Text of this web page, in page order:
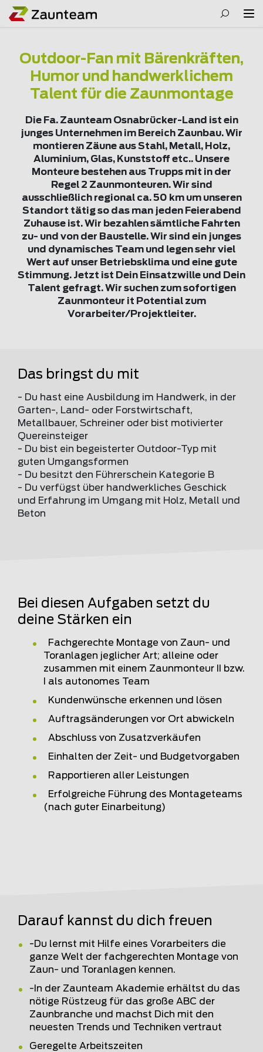
Outdoor-Fan mit Bärenkräften,
Humor und handwerklichem
Talent für die Zaunmontage
Die Fa. Zaunteam Osnabrücker-Land ist ein
junges Unternehmen im Bereich Zaunbau. Wir
montieren Zäune aus Stahl, Metall, Holz,
Aluminium, Glas, Kunststoff etc.. Unsere
Monteure bestehen aus Trupps mit in der
Regel 2 Zaunmonteuren. Wir sind
ausschließlich regional ca. 50 km um unseren
Standort tätig so das man jeden Feierabend
Zuhause ist. Wir bezahlen sämtliche Fahrten
zu- und von der Baustelle. Wir sind ein junges
und dynamisches Team und legen sehr viel
Wert auf unser Betriebsklima und eine gute
Stimmung. Jetzt ist Dein Einsatzwille und Dein
Talent gefragt. Wir suchen zum sofortigen
Zaunmonteur it Potential zum
Vorarbeiter/Projektleiter.
Das bringst du mit
- Du hast eine Ausbildung im Handwerk, in der
Garten-, Land- oder Forstwirtschaft,
Metallbauer, Schreiner oder bist motivierter
Quereinsteiger
- Du bist ein begeisterter Outdoor-Typ mit
guten Umgangsformen
- Du besitzt den Führerschein Kategorie B
- Du verfügst über handwerkliches Geschick
und Erfahrung im Umgang mit Holz, Metall und
Beton
Bei diesen Aufgaben setzt du
deine Stärken ein
Fachgerechte Montage von Zaun- und
Toranlagen jeglicher Art; alleine oder
zusammen mit einem Zaunmonteur II bzw.
I als autonomes Team
Kundenwünsche erkennen und lösen
Auftragsänderungen vor Ort abwickeln
Abschluss von Zusatzverkäufen
Einhalten der Zeit- und Budgetvorgaben
Rapportieren aller Leistungen
Erfolgreiche Führung des Montageteams
(nach guter Einarbeitung)
Darauf kannst du dich freuen
-Du lernst mit Hilfe eines Vorarbeiters die
ganze Welt der fachgerechten Montage von
Zaun- und Toranlagen kennen.
-In der Zaunteam Akademie erhältst du das
nötige Rüstzeug für das große ABC der
Zaunbranche und machst Dich mit den
neuesten Trends und Techniken vertraut
Geregelte Arbeitszeiten